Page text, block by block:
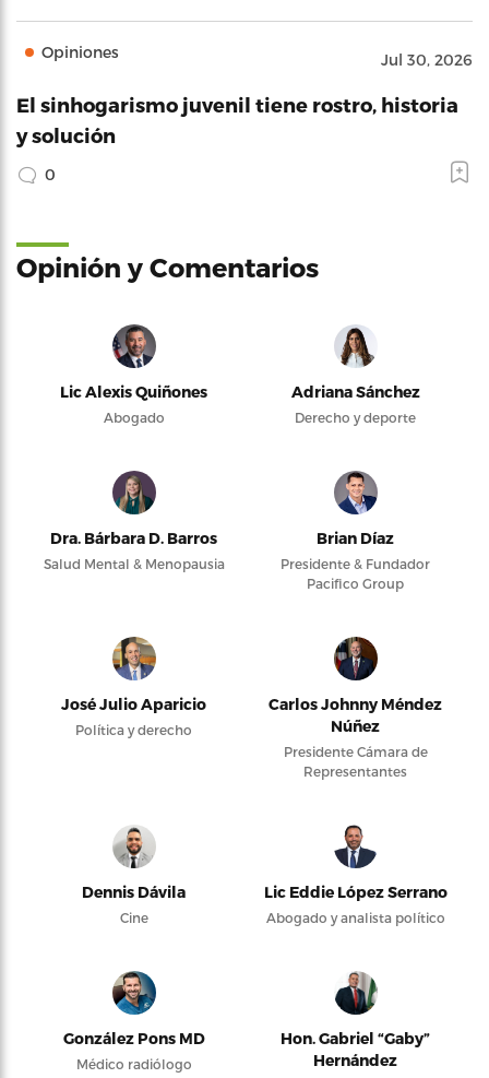
Opiniones Jul 30, 2026
El sinhogarismo juvenil tiene rostro, historia
y solución
0
Opinión y Comentarios
Lic Alexis Quiñones
Abogado
Adriana Sánchez
Derecho y deporte
Dra. Bárbara D. Barros
Salud Mental & Menopausia
Brian Díaz
Presidente & Fundador
Pacifico Group
José Julio Aparicio
Política y derecho
Carlos Johnny Méndez
Núñez
Presidente Cámara de
Representantes
Dennis Dávila
Cine
Lic Eddie López Serrano
Abogado y analista político
González Pons MD
Médico radiólogo
Hon. Gabriel “Gaby”
Hernández